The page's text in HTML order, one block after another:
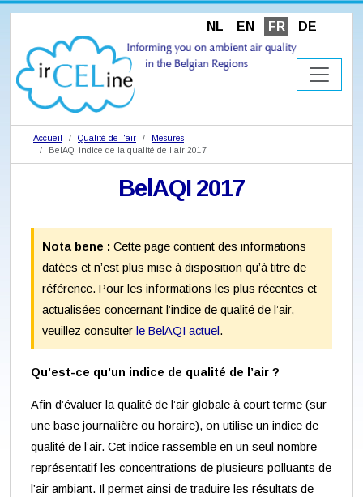
NL EN FR DE
Accueil Qualité de l'air
Mesures
BelAQI indice de la qualité de l'air 2017
BelAQI 2017
Nota bene : Cette page contient des informations
datées et n’est plus mise à disposition qu’à titre de
référence. Pour les informations les plus récentes et
actualisées concernant l’indice de qualité de l’air,
veuillez consulter le BelAQI actuel .
Qu’est-ce qu’un indice de qualité de l’air ?
Afin d’évaluer la qualité de l’air globale à court terme (sur
une base journalière ou horaire), on utilise un indice de
qualité de l’air. Cet indice rassemble en un seul nombre
représentatif les concentrations de plusieurs polluants de
l’air ambiant. Il permet ainsi de traduire les résultats de